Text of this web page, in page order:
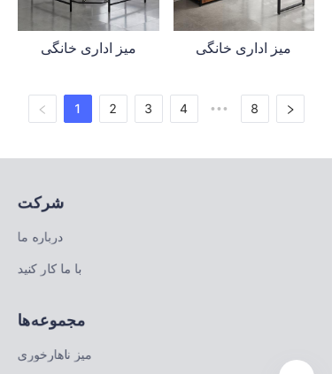
میز اداری خانگی میز اداری خانگی
1 2 3 4 ••• 8
شرکت
درباره ما
با ما کار کنید
مجموعه‌ها
میز ناهارخوری